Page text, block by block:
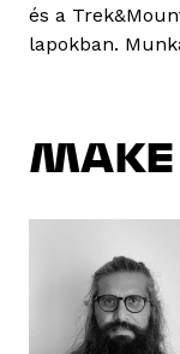
és a
lapokban.
MAKE